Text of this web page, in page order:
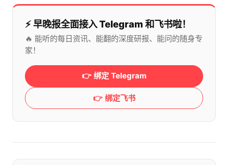
⚡️ 早晚报全面接入 Telegram 和飞书啦！
🔥 能听的每日资讯、能翻的深度研报、能问的随身专
家！
👉 绑定 Telegram
👉 绑定飞书